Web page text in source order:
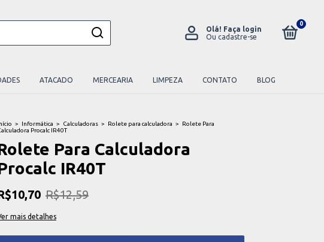
Olá! Faça login
Ou cadastre-se
0
ATACADO MERCEARIA LIMPEZA CONTATO BLOG
> Informática > Calculadoras > Rolete para calculadora >
Rolete Para
Procalc IR40T
Para Calculadora
IR40T
R$12,59
mais detalhes